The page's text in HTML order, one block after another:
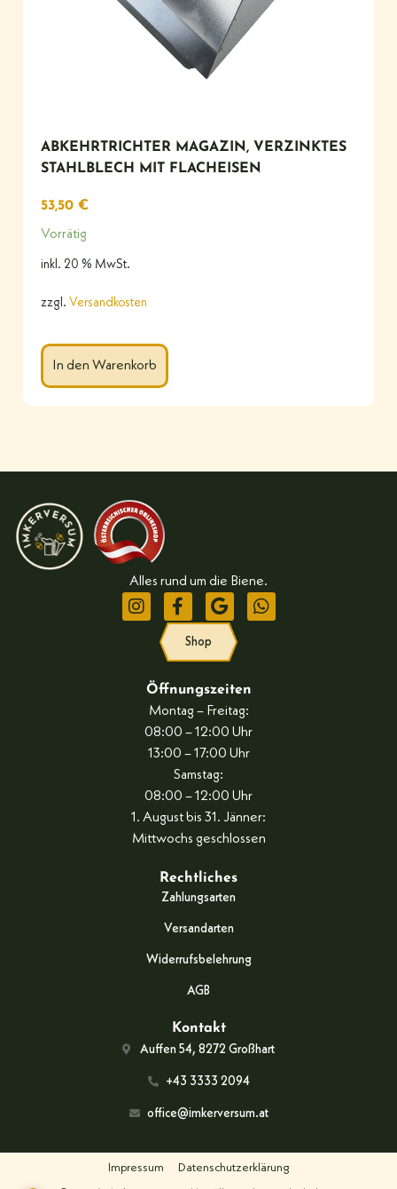
ABKEHRTRICHTER MAGAZIN, VERZINKTES
STAHLBLECH MIT FLACHEISEN
53,50 €
Vorrätig
inkl. 20 % MwSt.
zzgl. Versandkosten
In den Warenkorb
Alles rund um die Biene.
Shop
Öffnungszeiten
Montag – Freitag:
08:00 – 12:00 Uhr
13:00 – 17:00 Uhr
Samstag:
08:00 – 12:00 Uhr
1. August bis 31. Jänner:
Mittwochs geschlossen
Rechtliches
Zahlungsarten
Versandarten
Widerrufsbelehrung
AGB
Kontakt
Auffen 54, 8272 Großhart
+43 3333 2094
office@imkerversum.at
Impressum Datenschutzerklärung